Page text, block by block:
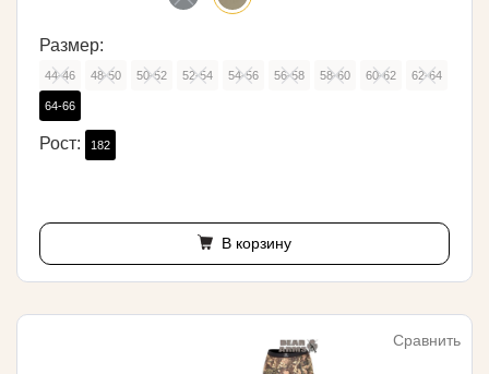
Размер:
44-46 48-50 50-52 52-54 54-56 56-58 58-60 60-62 62-64
64-66
Рост: 182
В корзину
Сравнить